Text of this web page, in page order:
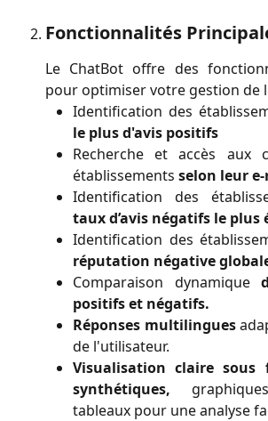
Fonctionnalités
Le ChatBot offre des
pour optimiser votre gestion de
Identification des
le plus d'avis positifs
Recherche et accès aux
établissements selon leur
Identification des
taux d’avis négatifs le plus
Identification des
réputation négative
Comparaison dynamique
positifs et négatifs.
Réponses multilingues
de l'utilisateur.
Visualisation claire sous
synthétiques,
tableaux pour une analyse